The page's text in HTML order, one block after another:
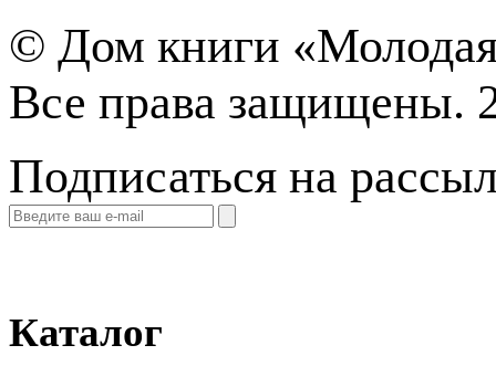
© Дом книги
Все права защищены.
Подписаться на
Каталог